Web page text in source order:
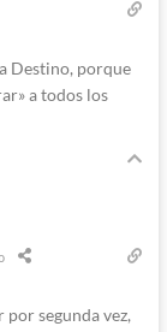
Destino, porque
a todos los
segunda vez,